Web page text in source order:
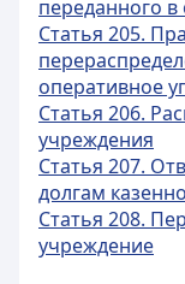
переданного
Статья 205.
оперативное
Статья 206.
учреждения
Статья 207.
долгам
Статья 208.
учреждение